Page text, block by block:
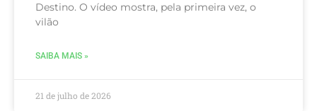
Destino. O vídeo mostra, pela primeira vez, o
vilão
SAIBA MAIS »
21 de julho de 2026